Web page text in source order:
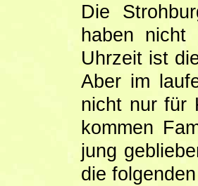
Die
haben
Uhrzeit ist
Aber im
nicht nur für
kommen
jung
die